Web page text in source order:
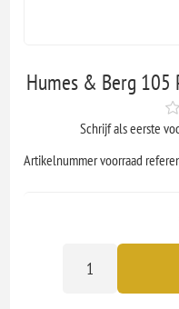
Humes & Berg 105
Schrijf als eerste
Artikelnummer voorraad